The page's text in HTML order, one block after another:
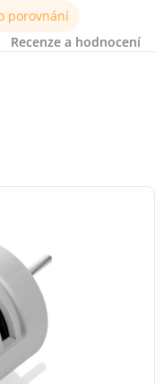
porovnání
Recenze a hodnocení